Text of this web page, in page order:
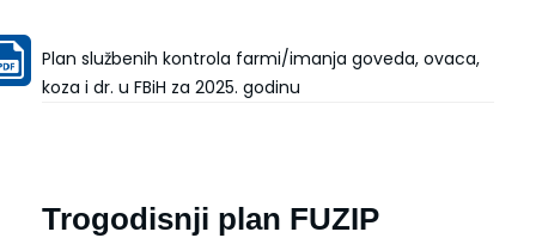
Plan službenih kontrola farmi/imanja goveda, ovaca,
koza i dr. u FBiH za 2025. godinu
Trogodisnji plan FUZIP